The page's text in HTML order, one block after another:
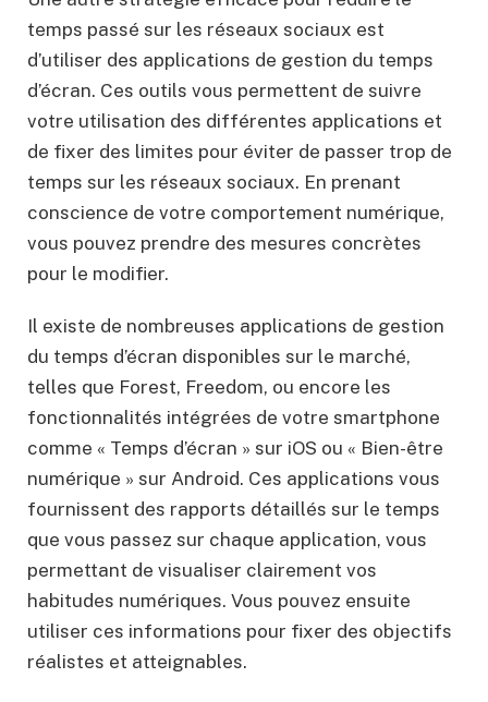
temps passé sur les réseaux sociaux est
d’utiliser des applications de gestion du temps
d’écran. Ces outils vous permettent de suivre
votre utilisation des différentes applications et
de fixer des limites pour éviter de passer trop de
temps sur les réseaux sociaux. En prenant
conscience de votre comportement numérique,
vous pouvez prendre des mesures concrètes
pour le modifier.
Il existe de nombreuses applications de gestion
du temps d’écran disponibles sur le marché,
telles que Forest, Freedom, ou encore les
fonctionnalités intégrées de votre smartphone
comme « Temps d’écran » sur iOS ou « Bien-être
numérique » sur Android. Ces applications vous
fournissent des rapports détaillés sur le temps
que vous passez sur chaque application, vous
permettant de visualiser clairement vos
habitudes numériques. Vous pouvez ensuite
utiliser ces informations pour fixer des objectifs
réalistes et atteignables.